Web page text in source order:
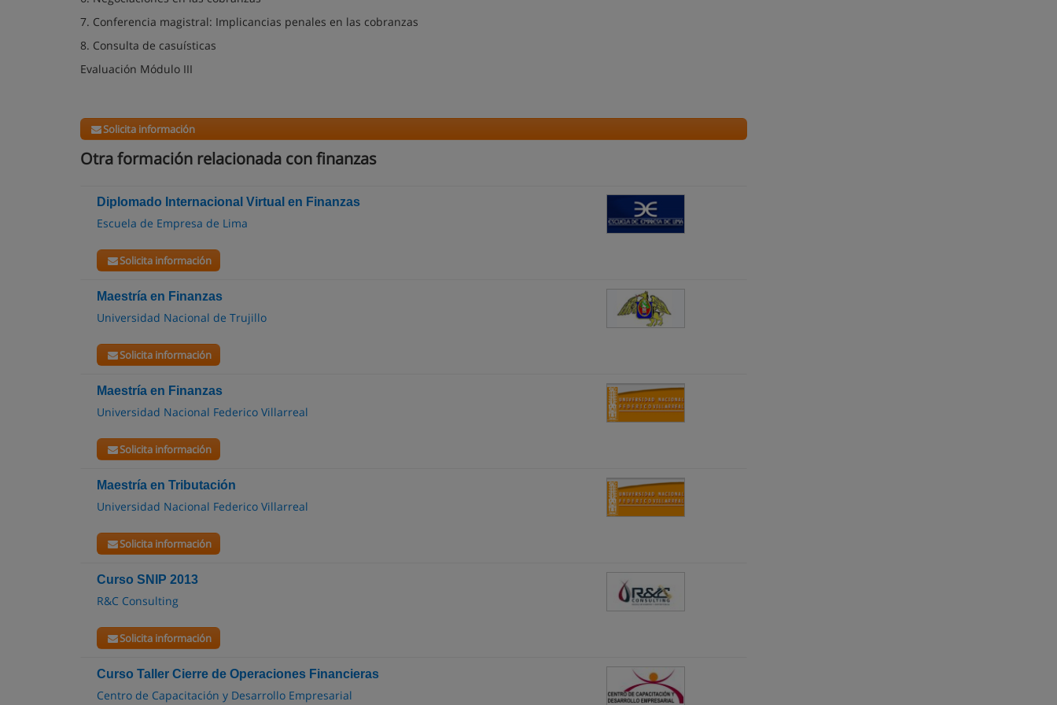
7. Conferencia magistral: Implicancias penales en las cobranzas
8. Consulta de casuísticas
Evaluación Módulo III
Solicita información
Otra formación relacionada con finanzas
Diplomado Internacional Virtual en Finanzas
Escuela de Empresa de Lima
Solicita información
Maestría en Finanzas
Universidad Nacional de Trujillo
Solicita información
Maestría en Finanzas
Universidad Nacional Federico Villarreal
Solicita información
Maestría en Tributación
Universidad Nacional Federico Villarreal
Solicita información
Curso SNIP 2013
R&C Consulting
Solicita información
Curso Taller Cierre de Operaciones Financieras
Centro de Capacitación y Desarrollo Empresarial